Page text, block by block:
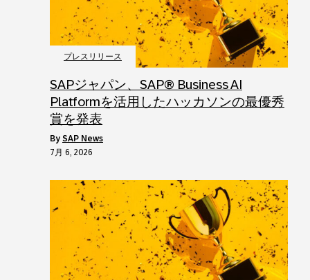
プレスリリース
SAPジャパン、SAP® Business AI
Platformを活用したハッカソンの最優秀
賞を発表
by SAP News
7月 6, 2026